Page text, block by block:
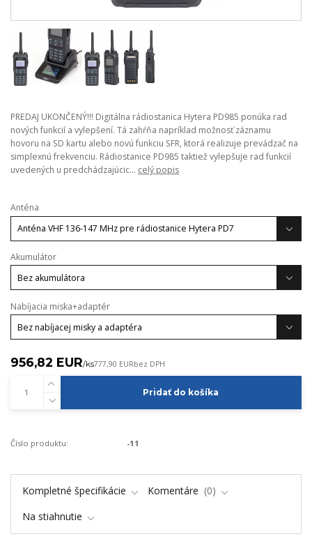
PREDAJ UKONČENÝ!!! Digitálna rádiostanica Hytera PD985 ponúka rad
nových funkcií a vylepšení. Tá zahŕňa napríklad možnosť záznamu
hovoru na SD kartu alebo novú funkciu SFR, ktorá realizuje prevádzač na
simplexnú frekvenciu. Rádiostanice PD985 taktiež vylepšuje rad funkcií
uvedených u predchádzajúcic... celý popis
Anténa
Akumulátor
Nabíjacia miska+adaptér
956,82 EUR/ks777,90 EURbez DPH
Pridať do košíka
Číslo produktu: -11
Kompletné špecifikácie Komentáre
0
Na stiahnutie